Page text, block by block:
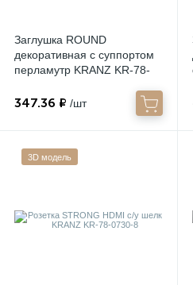
Заглушка ROUND
декоративная с суппортом
перламутр KRANZ KR-78-
347.36 ₽ /шт
3D модель